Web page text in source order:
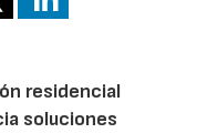
residencial
soluciones